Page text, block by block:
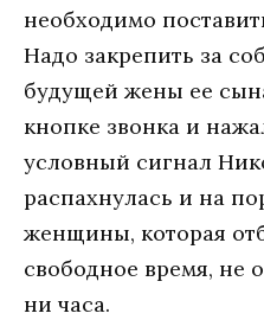
необходимо
Надо закрепить за
будущей жены ее
кнопке звонка и
условный сигнал
распахнулась и на
женщины, которая
свободное время, не
ни часа.